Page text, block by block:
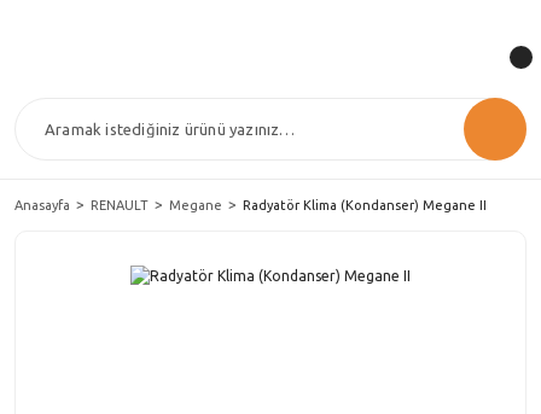
Anasayfa RENAULT Megane Radyatör Klima (Kondanser) Megane II